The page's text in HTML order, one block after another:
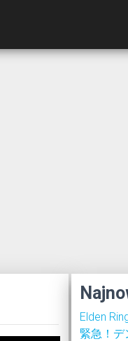
Elden
緊急！